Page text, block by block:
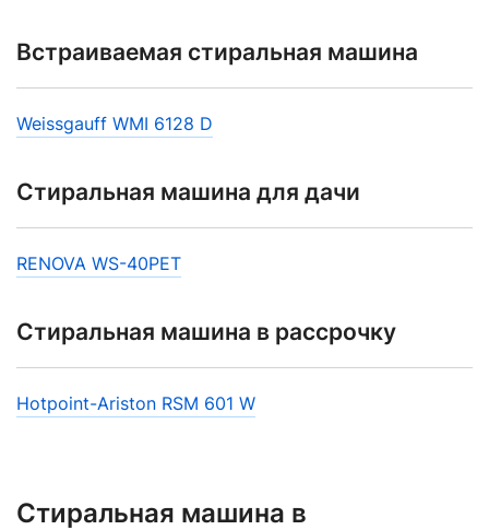
Встраиваемая стиральная машина
Weissgauff WMI 6128 D
Стиральная машина для дачи
RENOVA WS-40PET
Стиральная машина в рассрочку
Hotpoint-Ariston RSM 601 W
Cтиральная машина в